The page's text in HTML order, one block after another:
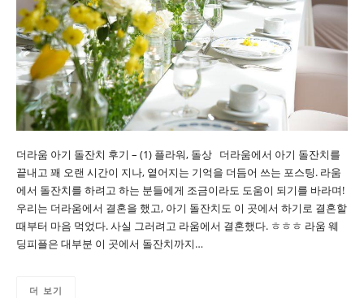
더라움 아기 돌잔치 후기 – (1) 플라워, 돌상 더라움에서 아기 돌잔치를
끝내고 꽤 오랜 시간이 지나, 옅어지는 기억을 더듬어 쓰는 포스팅. 라움
에서 돌잔치를 하려고 하는 분들에게 조금이라도 도움이 되기를 바라며!
우리는 더라움에서 결혼을 했고, 아기 돌잔치도 이 곳에서 하기로 결혼할
때부터 마음 먹었다. 사실 그러려고 라움에서 결혼했다. ㅎㅎㅎ 라움 웨
딩피플은 대부분 이 곳에서 돌잔치까지…
더 보기